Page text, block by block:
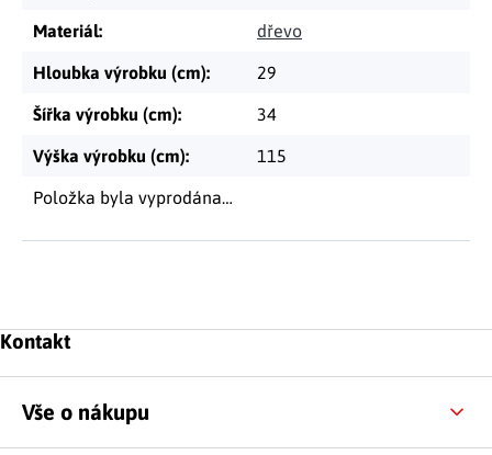
Materiál: dřevo
Hloubka výrobku (cm): 29
Šířka výrobku (cm): 34
Výška výrobku (cm): 115
Položka byla vyprodána…
Zápatí
Kontakt
Vše o nákupu